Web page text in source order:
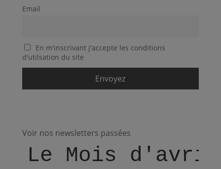
Email
En m'inscrivant j'accepte les conditions
d'utilsation du site
Voir nos newsletters passées
Le Mois